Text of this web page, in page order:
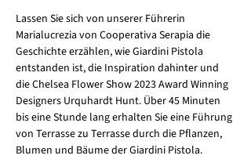
Lassen Sie sich von unserer Führerin
Marialucrezia von Cooperativa Serapia die
Geschichte erzählen, wie Giardini Pistola
entstanden ist, die Inspiration dahinter und
die Chelsea Flower Show 2023 Award Winning
Designers Urquhardt Hunt. Über 45 Minuten
bis eine Stunde lang erhalten Sie eine Führung
von Terrasse zu Terrasse durch die Pflanzen,
Blumen und Bäume der Giardini Pistola.